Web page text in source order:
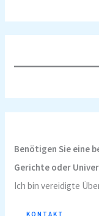
Benötigen Sie eine
Gerichte oder
Ich bin vereidigte
KONTAKT